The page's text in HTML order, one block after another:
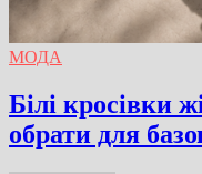
МОДА
Білі кросівки
обрати для